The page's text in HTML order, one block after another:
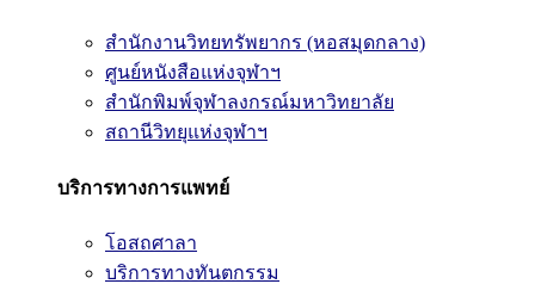
สำนักงานวิทยทรัพยากร (หอสมุดกลาง)
ศูนย์หนังสือแห่งจุฬาฯ
สำนักพิมพ์จุฬาลงกรณ์มหาวิทยาลัย
สถานีวิทยุแห่งจุฬาฯ
บริการทางการแพทย์
โอสถศาลา
บริการทางทันตกรรม